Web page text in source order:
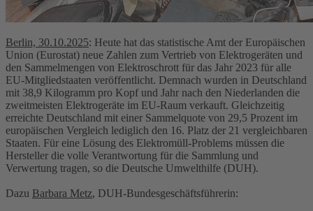
Berlin, 30.10.2025: Heute hat das statistische Amt der Europäischen
Union (Eurostat) neue Zahlen zum Vertrieb von Elektrogeräten und
den Sammelmengen von Elektroschrott für das Jahr 2023 für alle
EU-Mitgliedstaaten veröffentlicht. Demnach wurden in Deutschland
mit 38,9 Kilogramm pro Kopf und Jahr nach den Niederlanden die
zweitmeisten Elektrogeräte im EU-Raum verkauft. Gleichzeitig
erreichte Deutschland mit einer Sammelquote von 29,5 Prozent im
europäischen Vergleich lediglich den 16. Platz der 21 vergleichbaren
Staaten. Für eine Lösung des Elektromüll-Problems müssen die
Hersteller die volle Verantwortung für die Sammlung und
Verwertung tragen, so die Deutsche Umwelthilfe (DUH).
Dazu Barbara Metz, DUH-Bundesgeschäftsführerin: